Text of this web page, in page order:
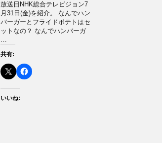
放送日NHK総合テレビジョン7
月31日(金)を紹介。 なんでハン
バーガーとフライドポテトはセ
ットなの？ なんでハンバーガ
…
共有:
いいね: